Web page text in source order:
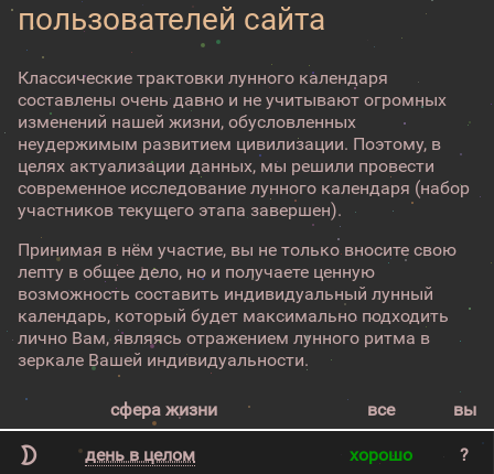
пользователей сайта
Классические трактовки лунного календаря
составлены очень давно и не учитывают огромных
изменений нашей жизни, обусловленных
неудержимым развитием цивилизации. Поэтому, в
целях актуализации данных, мы решили провести
современное исследование лунного календаря (набор
участников текущего этапа завершен).
Принимая в нём участие, вы не только вносите свою
лепту в общее дело, но и получаете ценную
возможность составить индивидуальный лунный
календарь, который будет максимально подходить
лично Вам, являясь отражением лунного ритма в
зеркале Вашей индивидуальности.
сфера жизни все вы
день в целом хорошо ?